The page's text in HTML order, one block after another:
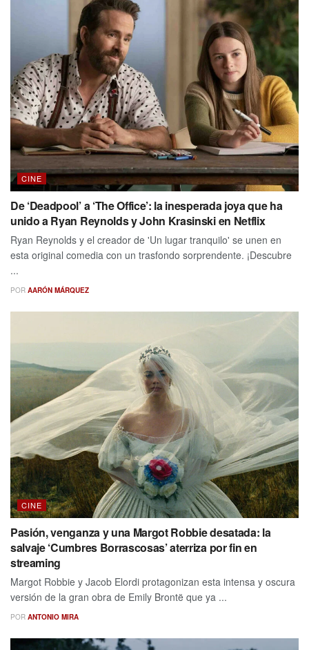
CINE
De ‘Deadpool’ a ‘The Office’: la inesperada joya que ha
unido a Ryan Reynolds y John Krasinski en Netflix
Ryan Reynolds y el creador de 'Un lugar tranquilo' se unen en
esta original comedia con un trasfondo sorprendente. ¡Descubre
...
POR AARÓN MÁRQUEZ
CINE
Pasión, venganza y una Margot Robbie desatada: la
salvaje ‘Cumbres Borrascosas’ aterriza por fin en
streaming
Margot Robbie y Jacob Elordi protagonizan esta intensa y oscura
versión de la gran obra de Emily Brontë que ya ...
POR ANTONIO MIRA